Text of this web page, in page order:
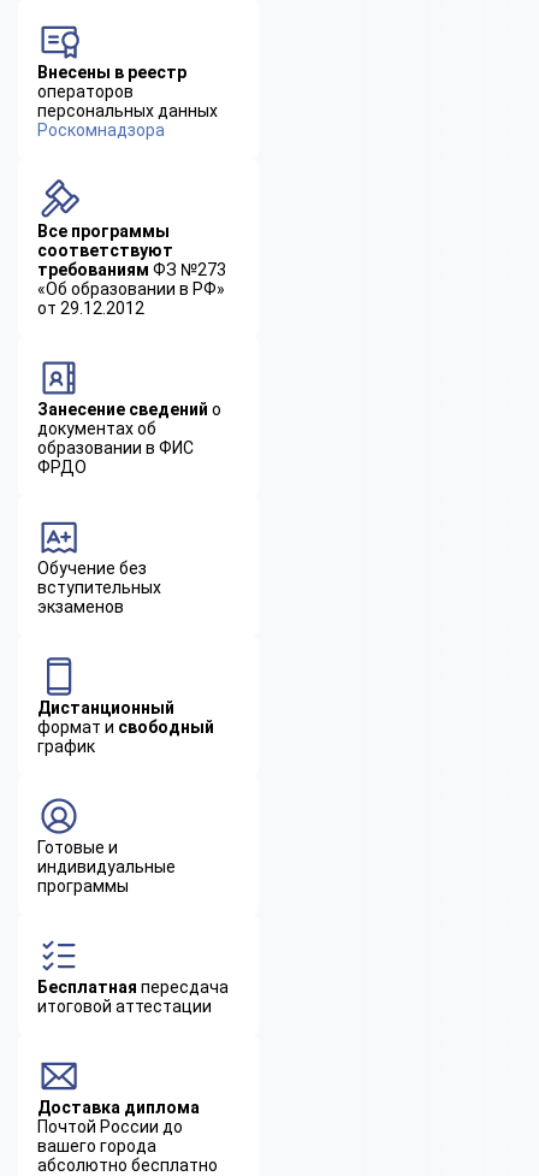
Внесены в реестр
операторов
персональных данных
Роскомнадзора
Все программы
соответствуют
требованиям ФЗ №273
«Об образовании в РФ»
от 29.12.2012
Занесение сведений о
документах об
образовании в ФИС
ФРДО
Обучение без
вступительных
экзаменов
Дистанционный
формат и свободный
график
Готовые и
индивидуальные
программы
Бесплатная пересдача
итоговой аттестации
Доставка диплома
Почтой России до
вашего города
абсолютно бесплатно